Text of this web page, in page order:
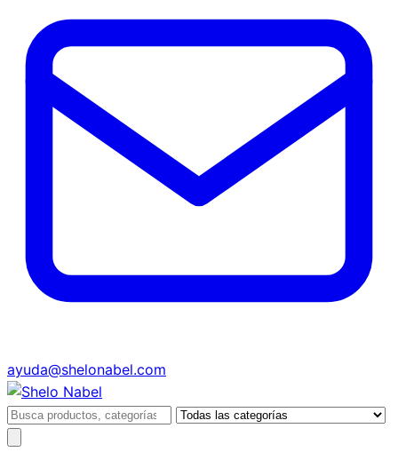
ayuda@shelonabel.com
Buscar
productos